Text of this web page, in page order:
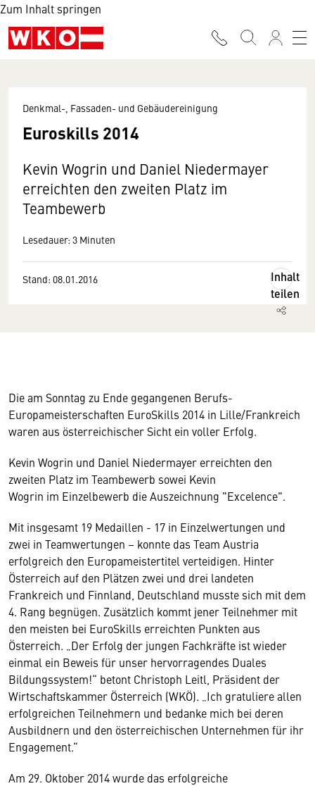
Zum Inhalt springen
Denkmal-, Fassaden- und Gebäudereinigung
Euroskills 2014
Kevin Wogrin und Daniel Niedermayer
erreichten den zweiten Platz im
Teambewerb
Lesedauer: 3 Minuten
Stand: 08.01.2016
Inhalt
teilen
Die am Sonntag zu Ende gegangenen Berufs-
Europameisterschaften EuroSkills 2014 in Lille/Frankreich
waren aus österreichischer Sicht ein voller Erfolg.
Kevin Wogrin und Daniel Niedermayer erreichten den
zweiten Platz im Teambewerb sowei Kevin
Wogrin im Einzelbewerb die Auszeichnung "Excelence".
Mit insgesamt 19 Medaillen - 17 in Einzelwertungen und
zwei in Teamwertungen – konnte das Team Austria
erfolgreich den Europameistertitel verteidigen. Hinter
Österreich auf den Plätzen zwei und drei landeten
Frankreich und Finnland, Deutschland musste sich mit dem
4. Rang begnügen. Zusätzlich kommt jener Teilnehmer mit
den meisten bei EuroSkills erreichten Punkten aus
Österreich. „Der Erfolg der jungen Fachkräfte ist wieder
einmal ein Beweis für unser hervorragendes Duales
Bildungssystem!“ betont Christoph Leitl, Präsident der
Wirtschaftskammer Österreich (WKÖ). „Ich gratuliere allen
erfolgreichen Teilnehmern und bedanke mich bei deren
Ausbildnern und den österreichischen Unternehmen für ihr
Engagement.“
Am 29. Oktober 2014 wurde das erfolgreiche